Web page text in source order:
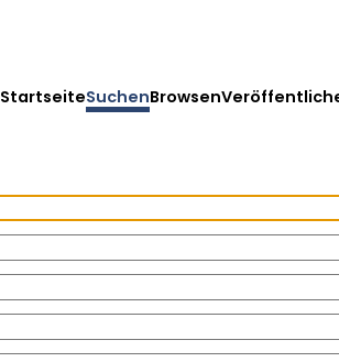
StartseiteSuchenBrowsen